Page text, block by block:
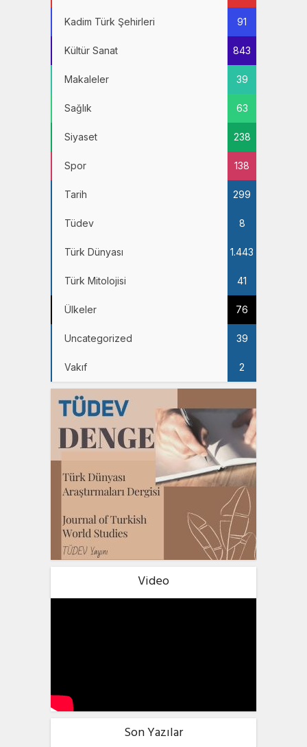
Kadim Türk Şehirleri 91
Kültür Sanat 843
Makaleler 39
Sağlık 63
Siyaset 238
Spor 138
Tarih 299
Tüdev 8
Türk Dünyası 1.443
Türk Mitolojisi 41
Ülkeler 76
Uncategorized 39
Vakıf 2
Video
Son Yazılar